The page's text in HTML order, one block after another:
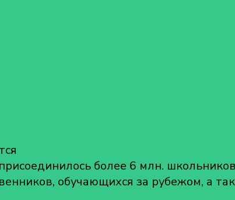
более 6 млн.
обучающихся за рубежом, а